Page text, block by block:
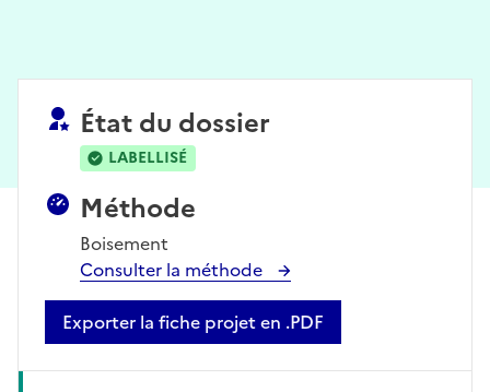
État du dossier
LABELLISÉ
Méthode
Boisement
Consulter la méthode
Exporter la fiche projet en .PDF